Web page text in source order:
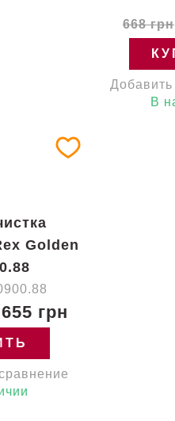
668 грн
В
Golden
грн